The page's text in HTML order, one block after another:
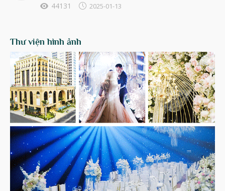
44131
2025-01-13
Thư viện hình ảnh